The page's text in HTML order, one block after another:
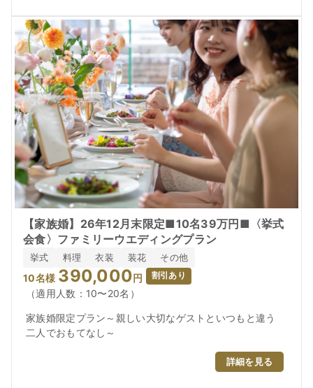
【家族婚】26年12月末限定■10名39万円■〈挙式
会食〉ファミリーウエディングプラン
挙式 料理 衣装 装花 その他
10名様 390,000円 割引あり
（適用人数：10〜20名）
家族婚限定プラン～親しい大切なゲストといつもと違う
二人でおもてなし～
詳細を見る